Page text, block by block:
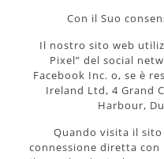
Con il Suo
Il nostro sito web
Pixel” del social
Facebook Inc. o, se è
Ireland Ltd, 4 Grand
Harbour,
Quando visita il
connessione diretta